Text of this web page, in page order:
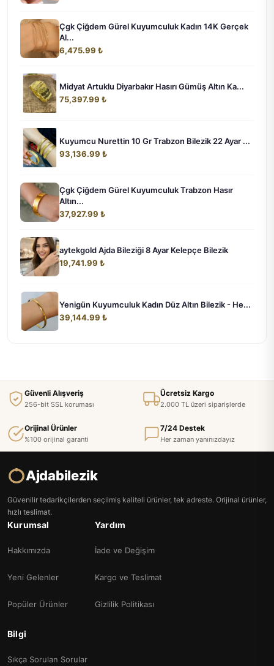
Çgk Çiğdem Gürel Kuyumculuk Kadın 14K Gerçek
Al...
6,475.99 ₺
Midyat Artuklu Diyarbakır Hasırı Gümüş Altın Ka...
75,397.99 ₺
Kuyumcu Nurettin 10 Gr Trabzon Bilezik 22 Ayar ...
93,136.99 ₺
Çgk Çiğdem Gürel Kuyumculuk Trabzon Hasır
Altın...
37,927.99 ₺
aytekgold Ajda Bileziği 8 Ayar Kelepçe Bilezik
19,741.99 ₺
Yenigün Kuyumculuk Kadın Düz Altın Bilezik - He...
39,144.99 ₺
Güvenli Alışveriş
256-bit SSL koruması
Ücretsiz Kargo
2.000 TL üzeri siparişlerde
Orijinal Ürünler
%100 orijinal garanti
7/24 Destek
Her zaman yanınızdayız
Ajdabilezik
Güvenilir tedarikçilerden seçilmiş kaliteli ürünler, tek adreste. Orijinal ürünler,
hızlı teslimat.
Kurumsal
Hakkımızda
Yeni Gelenler
Popüler Ürünler
Yardım
İade ve Değişim
Kargo ve Teslimat
Gizlilik Politikası
Bilgi
Sıkça Sorulan Sorular